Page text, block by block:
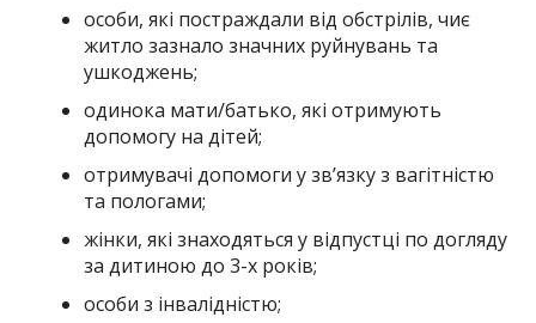
сім’ї з двома і більше дітьми;
пенсіонери віком 65+ років;
внутрішньо переміщені особи зареєстровані
у Нікополі
Для отримання грошової допомоги
треба бути зареєстрованим у Нікополі та тут
проживати. Не отримувати фінансової допомоги
від жодної гуманітарної організації, або
отримували її понад 3 місяці тому.